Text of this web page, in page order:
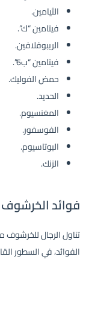
الثيامين.
فيتامين “ك”.
الريبوفلافين.
فيتامين “ب6”.
حمض الفوليك.
الحديد.
المغنسيوم.
الفوسفور.
البوتاسيوم.
الزنك.
فوائد الخرشوف
تناول الرجال
الفوائد، في السطور